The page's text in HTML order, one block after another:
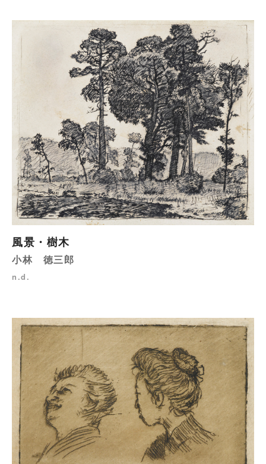
風景・樹木
小林 徳三郎
n.d.